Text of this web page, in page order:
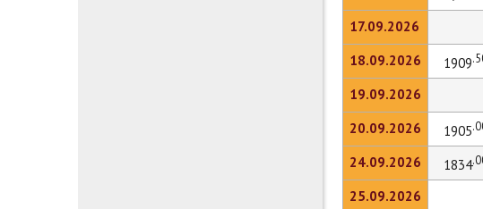
17.09.2026
18.09.2026
19.09.2026
20.09.2026
24.09.2026
25.09.2026
1909
1905
1834